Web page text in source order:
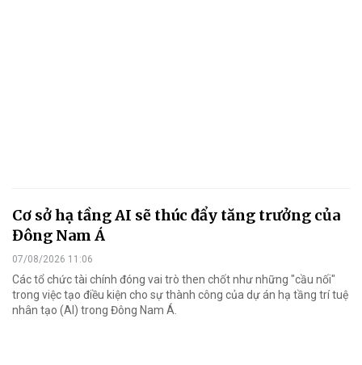
Cơ sở hạ tầng AI sẽ thúc đẩy tăng trưởng của
Đông Nam Á
07/08/2026 11:06
Các tổ chức tài chính đóng vai trò then chốt như những "cầu nối"
trong việc tạo điều kiện cho sự thành công của dự án hạ tầng trí tuệ
nhân tạo (AI) trong Đông Nam Á.